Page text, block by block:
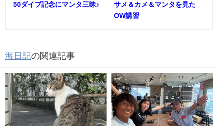
50ダイブ記念にマンタ三昧♪
サメ＆カメ＆マンタを見た
OW講習
海日記の関連記事